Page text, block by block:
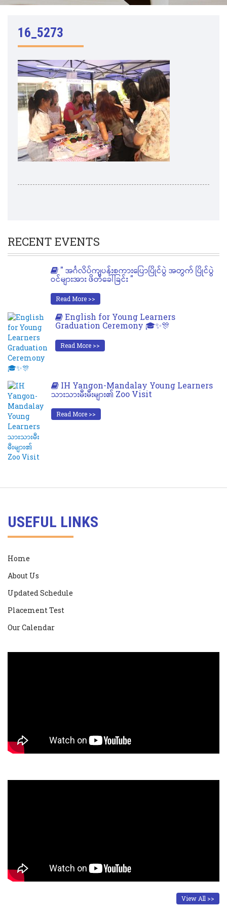
16_5273
RECENT EVENTS
" အင်္ဂလိပ်ကျပန်းစကားပြောပြိုင်ပွဲ အတွက် ပြိုင်ပွဲ
ဝင်များအား ဖိတ်ခေါ်ခြင်း "
Read More >>
English for Young Learners
Graduation Ceremony 🎓✨🎊
Read More >>
IH Yangon-Mandalay Young Learners
သားသားမီးမီးများ၏ Zoo Visit
Read More >>
USEFUL LINKS
Home
About Us
Updated Schedule
Placement Test
Our Calendar
View All >>